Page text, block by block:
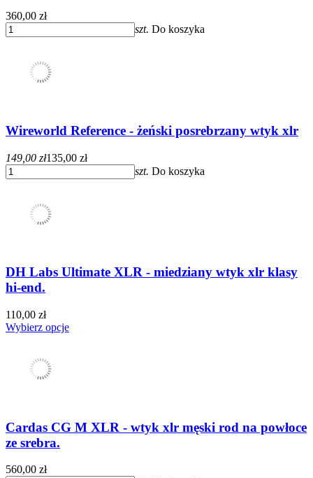
360,00 zł
szt. Do koszyka
Wireworld Reference - żeński posrebrzany wtyk xlr
149,00 zł135,00 zł
szt. Do koszyka
DH Labs Ultimate XLR - miedziany wtyk xlr klasy
hi-end.
110,00 zł
Wybierz opcje
Cardas CG M XLR - wtyk xlr męski rod na powłoce
ze srebra.
560,00 zł